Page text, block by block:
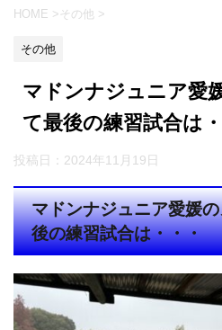
HOME > その他 >
その他
マドンナジュニア愛
て最後の練習試合は・
投稿日： 2024年11月19日
マドンナジュニア愛媛
後の練習試合は・・・